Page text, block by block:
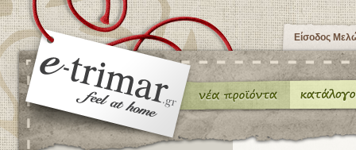
Είσοδος